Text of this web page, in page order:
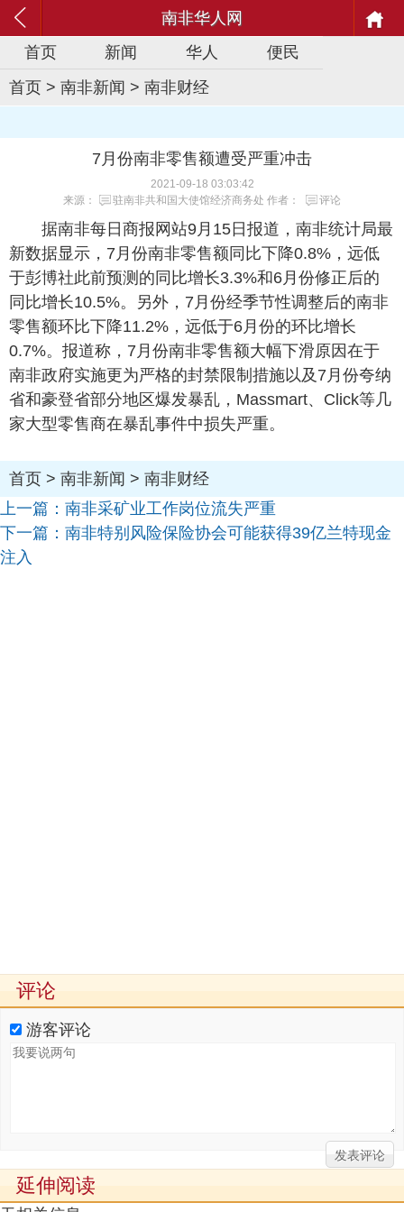
南非华人网
首页
新闻 华人
便民
首页 > 南非新闻 > 南非财经
7月份南非零售额遭受严重冲击
2021-09-18 03:03:42
来源：
驻南非共和国大使馆经济商务处 作者： 评论
据南非每日商报网站9月15日报道，南非统计局最
新数据显示，7月份南非零售额同比下降0.8%，远低
于彭博社此前预测的同比增长3.3%和6月份修正后的
同比增长10.5%。另外，7月份经季节性调整后的南非
零售额环比下降11.2%，远低于6月份的环比增长
0.7%。报道称，7月份南非零售额大幅下滑原因在于
南非政府实施更为严格的封禁限制措施以及7月份夸纳
省和豪登省部分地区爆发暴乱，Massmart、Click等几
家大型零售商在暴乱事件中损失严重。
首页 > 南非新闻 > 南非财经
上一篇： 南非采矿业工作岗位流失严重
下一篇： 南非特别风险保险协会可能获得39亿兰特现金
注入
评论
游客评论
延伸阅读